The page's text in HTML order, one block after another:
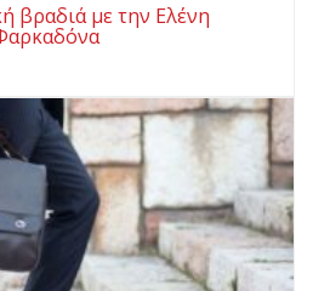
βραδιά με την Ελένη